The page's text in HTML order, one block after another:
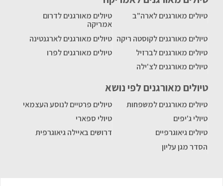
טיולים מאורגנים לארה"ב
טיולים מאורגנים לדרום
אמריקה
טיולים מאורגנים לקוסטה ריקה טיולים מאורגנים לארגנטינה
טיולים מאורגנים לברזיל
טיולים מאורגנים לפרו
טיולים מאורגנים לצ'ילה
טיולים מאורגנים לפי נושא
טיולים מאורגנים למשפחות
טיולים פרטיים לנוסע העצמאי
טיולי ג'יפים
טיולי ספארי
טיולים גיאוגרפיים
דרושים באיילה גיאוגרפית
הסדר מגן עליון